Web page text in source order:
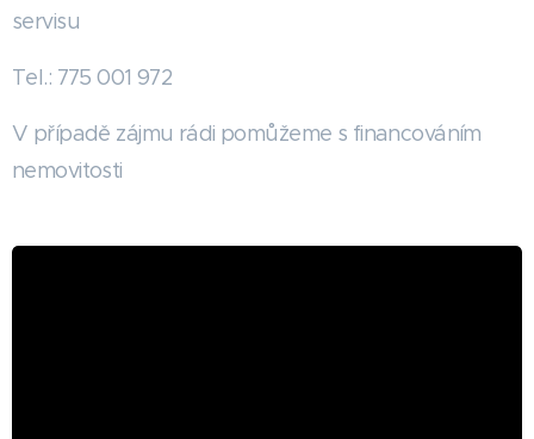
servisu
Tel.: 775 001 972
V případě zájmu rádi pomůžeme s financováním
nemovitosti